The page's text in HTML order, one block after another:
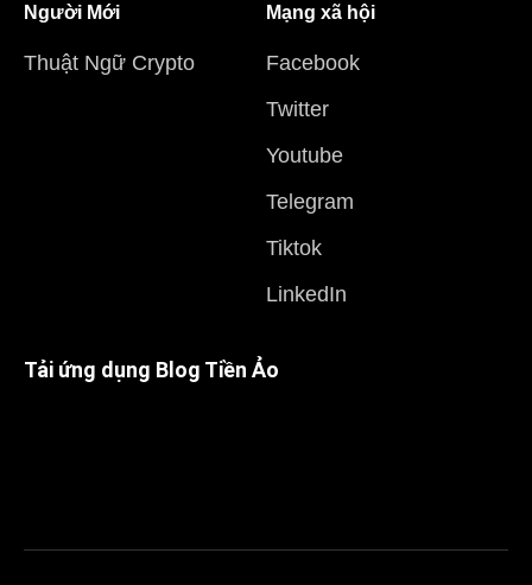
Người Mới
Thuật Ngữ Crypto
Mạng xã hội
Facebook
Twitter
Youtube
Telegram
Tiktok
LinkedIn
Tải ứng dụng Blog Tiền Ảo